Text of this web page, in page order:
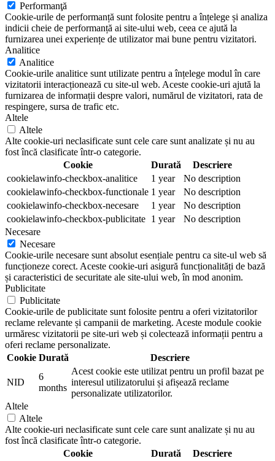
Performanţă
Cookie-urile de performanță sunt folosite pentru a înțelege și analiza
indicii cheie de performanță ai site-ului web, ceea ce ajută la
furnizarea unei experiențe de utilizator mai bune pentru vizitatori.
Analitice
Analitice
Cookie-urile analitice sunt utilizate pentru a înțelege modul în care
vizitatorii interacționează cu site-ul web. Aceste cookie-uri ajută la
furnizarea de informații despre valori, numărul de vizitatori, rata de
respingere, sursa de trafic etc.
Altele
Altele
Alte cookie-uri neclasificate sunt cele care sunt analizate și nu au
fost încă clasificate într-o categorie.
Cookie
Durată
Descriere
cookielawinfo-checkbox-analitice
1 year
No description
cookielawinfo-checkbox-functionale 1 year
No description
cookielawinfo-checkbox-necesare
1 year
No description
cookielawinfo-checkbox-publicitate 1 year
No description
Necesare
Necesare
Cookie-urile necesare sunt absolut esențiale pentru ca site-ul web să
funcționeze corect. Aceste cookie-uri asigură funcționalități de bază
și caracteristici de securitate ale site-ului web, în mod anonim.
Publicitate
Publicitate
Cookie-urile de publicitate sunt folosite pentru a oferi vizitatorilor
reclame relevante și campanii de marketing. Aceste module cookie
urmăresc vizitatorii pe site-uri web și colectează informații pentru a
oferi reclame personalizate.
Cookie Durată Descriere
NID
6
months
Acest cookie este utilizat pentru un profil bazat pe
interesul utilizatorului și afișează reclame
personalizate utilizatorilor.
Altele
Altele
Alte cookie-uri neclasificate sunt cele care sunt analizate și nu au
fost încă clasificate într-o categorie.
Cookie
Durată
Descriere